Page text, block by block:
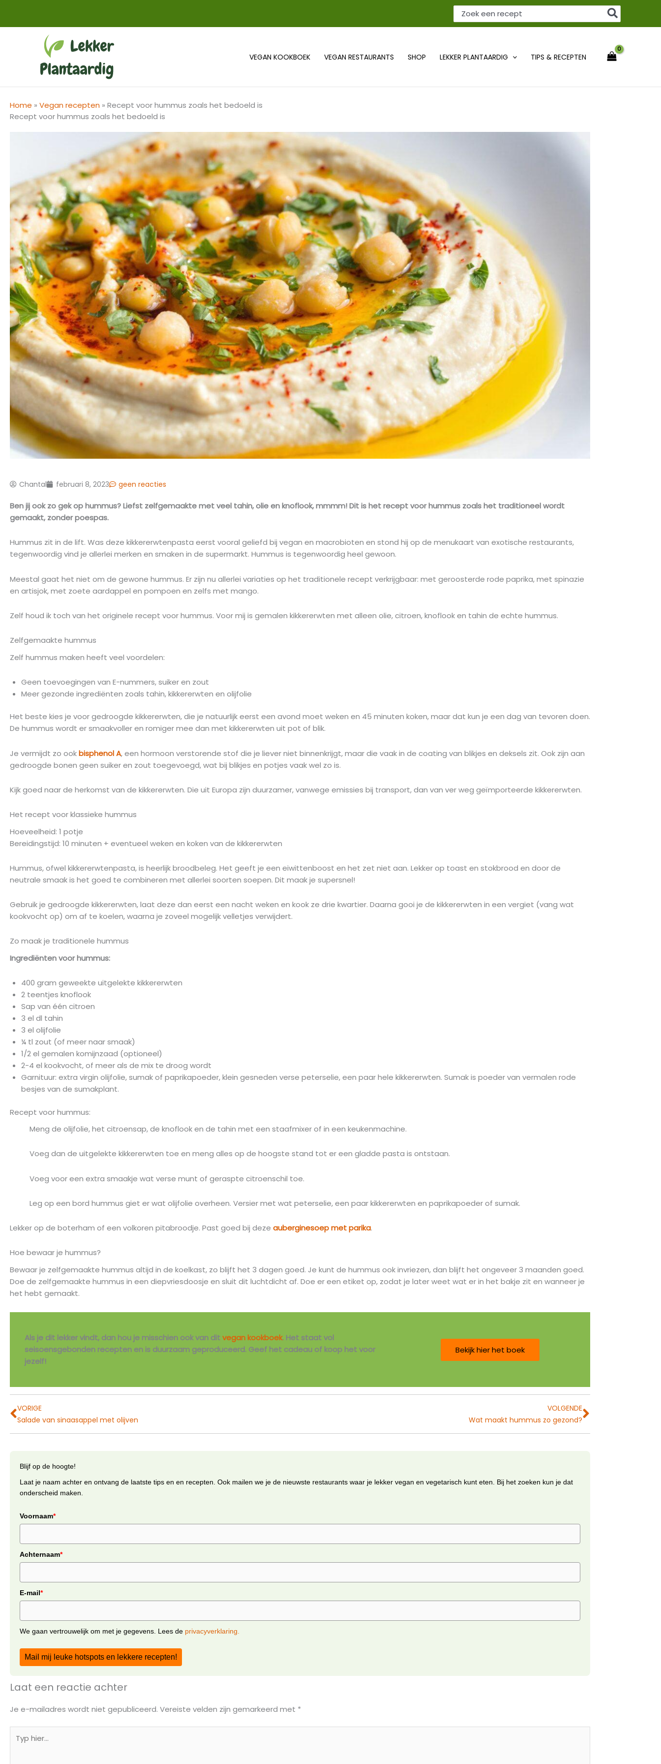
de
Zoeken
naar:
VEGAN KOOKBOEK VEGAN RESTAURANTS SHOP LEKKER PLANTAARDIG TIPS & RECEPTEN
Home » Vegan recepten » Recept voor hummus zoals het bedoeld is
Recept voor hummus zoals het bedoeld is
Chantal februari 8, 2023 geen reacties
Ben jij ook zo gek op hummus? Liefst zelfgemaakte met veel tahin, olie en knoflook, mmmm! Dit is het recept voor hummus zoals het traditioneel wordt
gemaakt, zonder poespas.
Hummus zit in de lift. Was deze kikkererwtenpasta eerst vooral geliefd bij vegan en macrobioten en stond hij op de menukaart van exotische restaurants,
tegenwoordig vind je allerlei merken en smaken in de supermarkt. Hummus is tegenwoordig heel gewoon.
Meestal gaat het niet om de gewone hummus. Er zijn nu allerlei variaties op het traditionele recept verkrijgbaar: met geroosterde rode paprika, met spinazie
en artisjok, met zoete aardappel en pompoen en zelfs met mango.
Zelf houd ik toch van het originele recept voor hummus. Voor mij is gemalen kikkererwten met alleen olie, citroen, knoflook en tahin de echte hummus.
Zelfgemaakte hummus
Zelf hummus maken heeft veel voordelen:
Geen toevoegingen van E-nummers, suiker en zout
Meer gezonde ingrediënten zoals tahin, kikkererwten en olijfolie
Het beste kies je voor gedroogde kikkererwten, die je natuurlijk eerst een avond moet weken en 45 minuten koken, maar dat kun je een dag van tevoren doen.
De hummus wordt er smaakvoller en romiger mee dan met kikkererwten uit pot of blik.
Je vermijdt zo ookbisphenol A, een hormoon verstorende stof die je liever niet binnenkrijgt, maar die vaak in de coating van blikjes en deksels zit. Ook zijn aan
gedroogde bonen geen suiker en zout toegevoegd, wat bij blikjes en potjes vaak wel zo is.
Kijk goed naar de herkomst van de kikkererwten. Die uit Europa zijn duurzamer, vanwege emissies bij transport, dan van ver weg geïmporteerde kikkererwten.
Het recept voor klassieke hummus
Hoeveelheid: 1 potje
Bereidingstijd: 10 minuten + eventueel weken en koken van de kikkererwten
Hummus, ofwel kikkererwtenpasta, is heerlijk broodbeleg. Het geeft je een eiwittenboost en het zet niet aan. Lekker op toast en stokbrood en door de
neutrale smaak is het goed te combineren met allerlei soorten soepen. Dit maak je supersnel!
Gebruik je gedroogde kikkererwten, laat deze dan eerst een nacht weken en kook ze drie kwartier. Daarna gooi je de kikkererwten in een vergiet (vang wat
kookvocht op) om af te koelen, waarna je zoveel mogelijk velletjes verwijdert.
Zo maak je traditionele hummus
Ingrediënten voor hummus:
400 gram geweekte uitgelekte kikkererwten
2 teentjes knoflook
Sap van één citroen
3 el dl tahin
3 el olijfolie
¼ tl zout (of meer naar smaak)
1/2 el gemalen komijnzaad (optioneel)
2-4 el kookvocht, of meer als de mix te droog wordt
Garnituur: extra virgin olijfolie, sumak of paprikapoeder, klein gesneden verse peterselie, een paar hele kikkererwten. Sumak is poeder van vermalen rode
besjes van de sumakplant.
Recept voor hummus:
Meng de olijfolie, het citroensap, de knoflook en de tahin met een staafmixer of in een keukenmachine.
Voeg dan de uitgelekte kikkererwten toe en meng alles op de hoogste stand tot er een gladde pasta is ontstaan.
Voeg voor een extra smaakje wat verse munt of geraspte citroenschil toe.
Leg op een bord hummus giet er wat olijfolie overheen. Versier met wat peterselie, een paar kikkererwten en paprikapoeder of sumak.
Lekker op de boterham of een volkoren pitabroodje. Past goed bij deze auberginesoep met parika.
Hoe bewaar je hummus?
Bewaar je zelfgemaakte hummus altijd in de koelkast, zo blijft het 3 dagen goed. Je kunt de hummus ook invriezen, dan blijft het ongeveer 3 maanden goed.
Doe de zelfgemaakte hummus in een diepvriesdoosje en sluit dit luchtdicht af. Doe er een etiket op, zodat je later weet wat er in het bakje zit en wanneer je
het hebt gemaakt.
Als je dit lekker vindt, dan hou je misschien ook van ditvegan kookboek. Het staat vol
seisoensgebonden recepten en is duurzaam geproduceerd. Geef het cadeau of koop het voor
jezelf!
Bekijk hier het boek
Vorige
VORIGE
Salade van sinaasappel met olijven
VOLGENDE
Wat maakt hummus zo gezond?
Volgende
Blijf op de hoogte!
Laat je naam achter en ontvang de laatste tips en en recepten. Ook mailen we je de nieuwste restaurants waar je lekker vegan en vegetarisch kunt eten. Bij het zoeken kun je dat
onderscheid maken.
Voornaam*
Achternaam*
E-mail*
We gaan vertrouwelijk om met je gegevens. Lees de privacyverklaring.
Mail mij leuke hotspots en lekkere recepten!
Laat een reactie achter
Je e-mailadres wordt niet gepubliceerd. Vereiste velden zijn gemarkeerd met *
hier...